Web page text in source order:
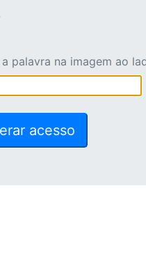
palavra na imagem ao